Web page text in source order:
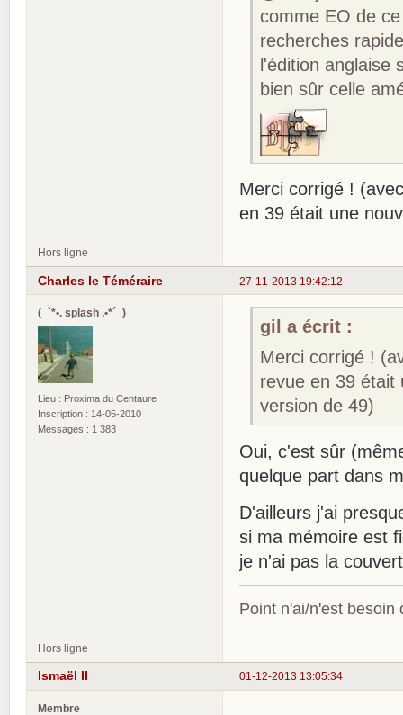
comme EO de
recherches
l'édition anglaise
bien sûr celle
Merci corrigé !
en 39 était une
Hors ligne
27-11-2013 19:42:12
Charles le Téméraire
(¯`*•. splash .•*´¯)
Lieu : Proxima du Centaure
Inscription : 14-05-2010
Messages : 1 383
gil a écrit :
Merci corrigé !
revue en 39 était
version de 49)
Oui, c'est sûr
quelque part dans
D'ailleurs j'ai
si ma mémoire est
je n'ai pas la
Point n'ai/n'est besoin
Hors ligne
01-12-2013 13:05:34
Ismaël II
Membre